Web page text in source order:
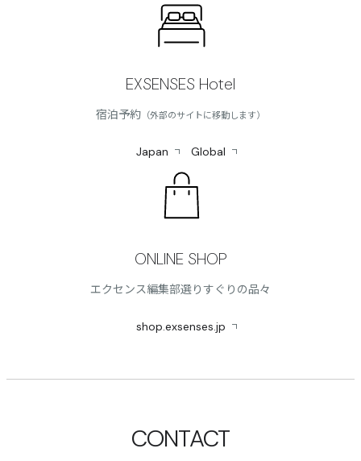
EXSENSES Hotel
宿泊予約 （外部のサイトに移動します）
Japan Global
ONLINE SHOP
エクセンス編集部選りすぐりの品々
shop.exsenses.jp
CONTACT